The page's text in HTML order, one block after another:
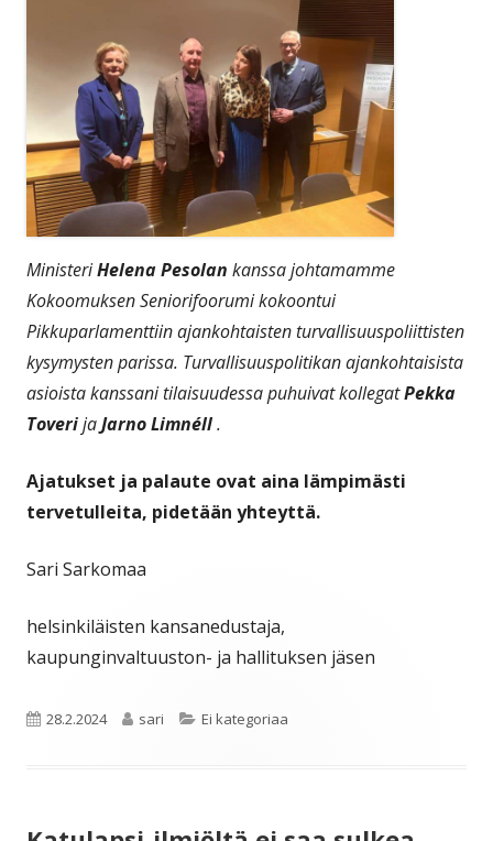
MinisteriHelena Pesolan kanssa johtamamme
Kokoomuksen Seniorifoorumi kokoontui
Pikkuparlamenttiin ajankohtaisten turvallisuuspoliittisten
kysymysten parissa. Turvallisuuspolitikan ajankohtaisista
asioista kanssani tilaisuudessa puhuivat kollegatPekka
ToverijaJarno Limnéll.
Ajatukset ja palaute ovat aina lämpimästi
tervetulleita, pidetään yhteyttä.
Sari Sarkomaa
helsinkiläisten kansanedustaja,
kaupunginvaltuuston- ja hallituksen jäsen
Julkaistu
28.2.2024 Kirjoittaja
sari Kategoriat
Ei kategoriaa